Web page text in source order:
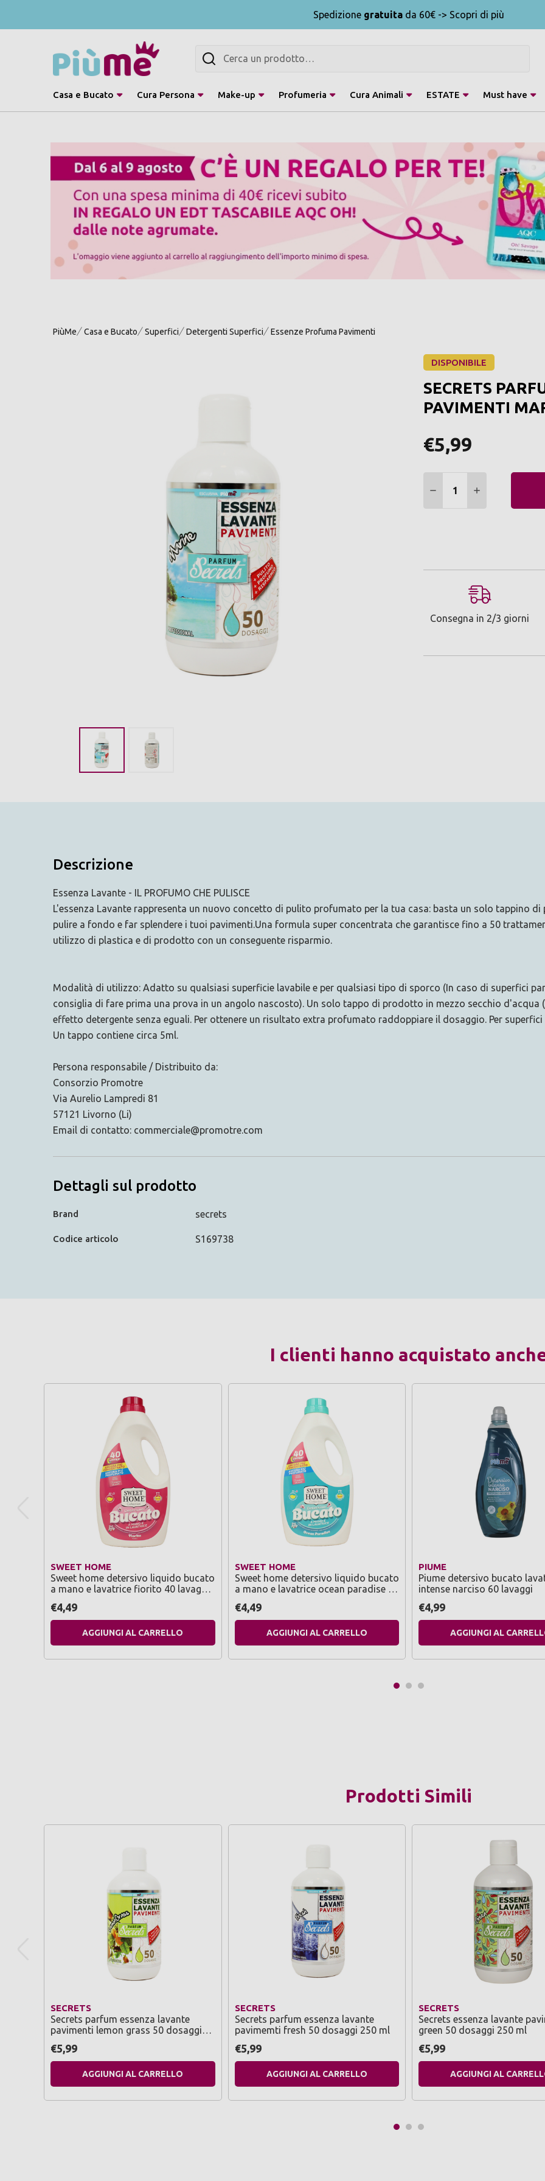
Spedizione gratuita da 60€ -> Scopri di più
Cerca
Casa e Bucato Cura Persona Make-up Profumeria Cura Animali ESTATE Must have
PiùMe Casa e Bucato Superfici Detergenti Superfici Essenze Profuma Pavimenti
DISPONIBILE
SECRETS
PAVIMENTI
€5,99
DIMINUIRE QUANTITÀ:
AUMENTARE
Consegna in 2/3 giorni
Descrizione
Essenza Lavante - IL PROFUMO CHE PULISCE
L'essenza Lavante rappresenta un nuovo concetto di pulito profumato per la tua casa: basta un solo tappino
pulire a fondo e far splendere i tuoi pavimenti.Una formula super concentrata che garantisce fino a 50
utilizzo di plastica e di prodotto con un conseguente risparmio.
Modalità di utilizzo: Adatto su qualsiasi superficie lavabile e per qualsiasi tipo di sporco (In caso di superfici
consiglia di fare prima una prova in un angolo nascosto). Un solo tappo di prodotto in mezzo secchio d'acqua
effetto detergente senza eguali. Per ottenere un risultato extra profumato raddoppiare il dosaggio. Per
Un tappo contiene circa 5ml.
Persona responsabile / Distribuito da:
Consorzio Promotre
Via Aurelio Lampredi 81
57121 Livorno (Li)
Email di contatto: commerciale@promotre.com
Dettagli sul prodotto
Brand secrets
Codice articolo S169738
I clienti hanno acquistato
SWEET HOME
Sweet home detersivo liquido bucato
a mano e lavatrice fiorito 40 lavaggi
€4,49
AGGIUNGI AL CARRELLO
SWEET HOME
Sweet home detersivo liquido bucato
a mano e lavatrice ocean paradise 40
€4,49
AGGIUNGI AL CARRELLO
PIUME
Piume detersivo bucato
intense narciso 60 lavaggi
€4,99
AGGIUNGI AL
Prodotti Simili
SECRETS
Secrets parfum essenza lavante
pavimenti lemon grass 50 dosaggi
€5,99
AGGIUNGI AL CARRELLO
SECRETS
Secrets parfum essenza lavante
pavimemti fresh 50 dosaggi 250 ml
€5,99
AGGIUNGI AL CARRELLO
SECRETS
Secrets essenza lavante
green 50 dosaggi 250 ml
€5,99
AGGIUNGI AL